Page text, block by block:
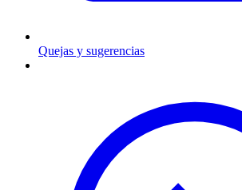
Quejas y sugerencias